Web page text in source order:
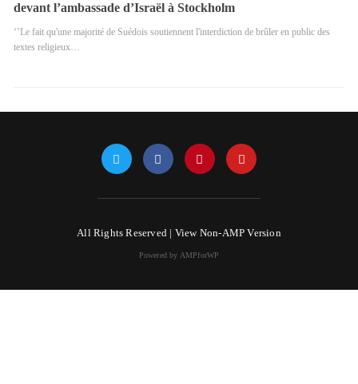
devant l’ambassade d’Israël à Stockholm
‘’Le fait qu'une majorité de Suédois soutiennent l'interdiction de brûler en public des
textes religieux…
All Rights Reserved | View Non-AMP Version
Powered by AMPforWP